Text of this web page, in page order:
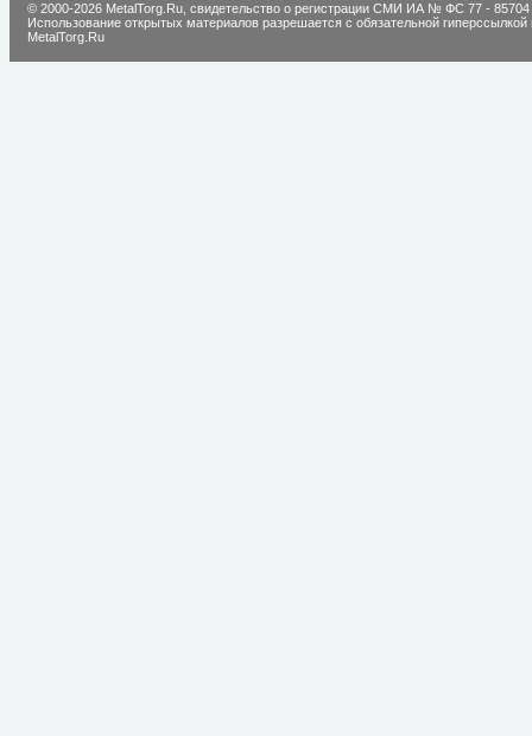
© 2000-2026 MetalTorg.Ru, cвидетельство о регистрации СМИ ИА № ФС 77 - 85704
Использование открытых материалов разрешается с обязательной гиперссылкой
MetalTorg.Ru